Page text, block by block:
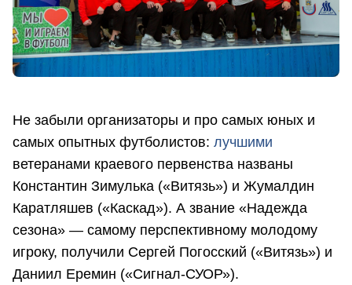
Не забыли организаторы и про самых юных и
самых опытных футболистов: лучшими
ветеранами краевого первенства названы
Константин Зимулька («Витязь») и Жумалдин
Каратляшев («Каскад»). А звание «Надежда
сезона» — самому перспективному молодому
игроку, получили Сергей Погосский («Витязь») и
Даниил Еремин («Сигнал-СУОР»).